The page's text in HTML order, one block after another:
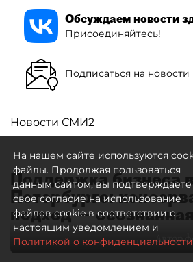
Обсуждаем новости
Присоединяйтесь!
Подписаться на новости
Новости СМИ2
Поддержка бизнеса в
Петербурге:
подход —
Автор
На нашем сайте используются
файлы. Продолжая пользоваться
данным сайтом, вы подтверждаете
свое согласие на использование
файлов cookie в соответствии с
настоящим уведомлением и
Политикой о